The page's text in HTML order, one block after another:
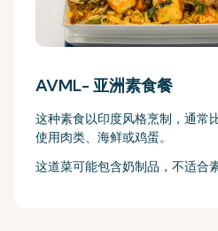
AVML- 亚洲素食餐
这种素食以印度风格烹制，通常
使用肉类、海鲜或鸡蛋。
这道菜可能包含奶制品，不适合